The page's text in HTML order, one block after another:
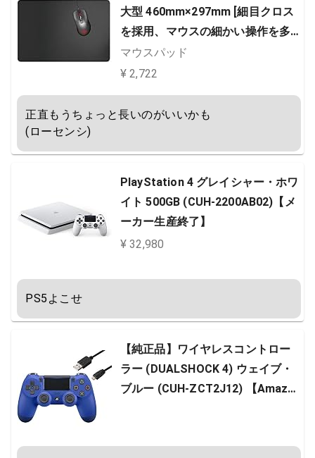
大型 460mm×297mm [細目クロス
を採用、マウスの細かい操作を多
用する方に ブラック MP-G04BK
マウスパッド
¥ 2,722
正直もうちょっと長いのがいいかも
(ローセンシ)
PlayStation 4 グレイシャー・ホワ
イト 500GB (CUH-2200AB02)【メ
ーカー生産終了】
¥ 32,980
PS5よこせ
【純正品】ワイヤレスコントロー
ラー (DUALSHOCK 4) ウェイブ・
ブルー (CUH-ZCT2J12) 【Amazo